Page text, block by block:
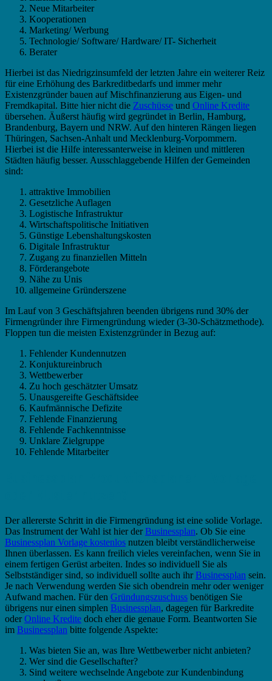
Neue Mitarbeiter
Kooperationen
Marketing/ Werbung
Technologie/ Software/ Hardware/ IT- Sicherheit
Berater
Hierbei ist das Niedrigzinsumfeld der letzten Jahre ein weiterer Reiz
für eine Erhöhung des Barkreditbedarfs und immer mehr
Existenzgründer bauen auf Mischfinanzierung aus Eigen- und
Fremdkapital. Bitte hier nicht die Zuschüsse und Online Kredite
übersehen. Äußerst häufig wird gegründet in Berlin, Hamburg,
Brandenburg, Bayern und NRW. Auf den hinteren Rängen liegen
Thüringen, Sachsen-Anhalt und Mecklenburg-Vorpommern.
Hierbei ist die Hilfe interessanterweise in kleinen und mittleren
Städten häufig besser. Ausschlaggebende Hilfen der Gemeinden
sind:
attraktive Immobilien
Gesetzliche Auflagen
Logistische Infrastruktur
Wirtschaftspolitische Initiativen
Günstige Lebenshaltungskosten
Digitale Infrastruktur
Zugang zu finanziellen Mitteln
Förderangebote
Nähe zu Unis
allgemeine Gründerszene
Im Lauf von 3 Geschäftsjahren beenden übrigens rund 30% der
Firmengründer ihre Firmengründung wieder (3-30-Schätzmethode).
Floppen tun die meisten Existenzgründer in Bezug auf:
Fehlender Kundennutzen
Konjuktureinbruch
Wettbewerber
Zu hoch geschätzter Umsatz
Unausgereifte Geschäftsidee
Kaufmännische Defizite
Fehlende Finanzierung
Fehlende Fachkenntnisse
Unklare Zielgruppe
Fehlende Mitarbeiter
Der allererste Schritt in die Firmengründung ist eine solide Vorlage.
Das Instrument der Wahl ist hier derBusinessplan. Ob Sie eine
Businessplan Vorlage kostenlos nutzen bleibt verständlicherweise
Ihnen überlassen. Es kann freilich vieles vereinfachen, wenn Sie in
einem fertigen Gerüst arbeiten. Indes so individuell Sie als
Selbstständiger sind, so individuell sollte auch ihrBusinessplan sein.
Je nach Verwendung werden Sie sich obendrein mehr oder weniger
Aufwand machen. Für den Gründungszuschuss benötigen Sie
übrigens nur einen simplen Businessplan, dagegen für Barkredite
oderOnline Kredite doch eher die genaue Form. Beantworten Sie
im Businessplan bitte folgende Aspekte:
Was bieten Sie an, was Ihre Wettbewerber nicht anbieten?
Wer sind die Gesellschafter?
Sind weitere wechselnde Angebote zur Kundenbindung